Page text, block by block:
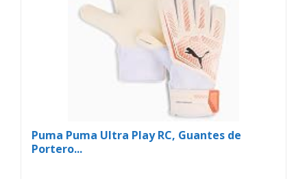
Puma Puma Ultra Play RC, Guantes de
Portero...